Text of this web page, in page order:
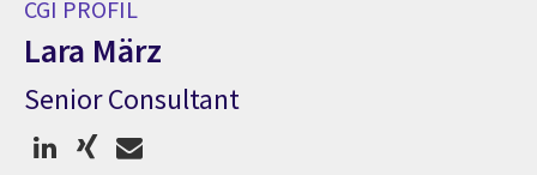
CGI PROFIL
Lara März
CGI Profil Lara März
Senior Consultant